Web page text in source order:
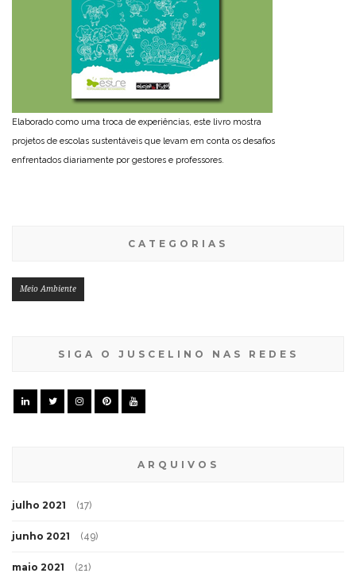
Elaborado como uma troca de experiências, este livro mostra
projetos de escolas sustentáveis que levam em conta os desafios
enfrentados diariamente por gestores e professores.
CATEGORIAS
Meio Ambiente
SIGA O JUSCELINO NAS REDES
ARQUIVOS
julho 2021 (17)
junho 2021 (49)
maio 2021 (21)